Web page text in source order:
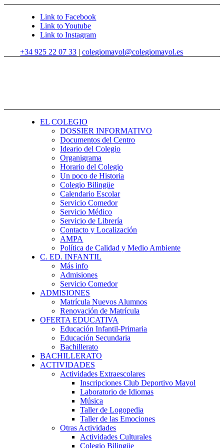
Link to Facebook
Link to Youtube
Link to Instagram
+34 925 22 07 33 |colegiomayol@colegiomayol.es
EL COLEGIO
DOSSIER INFORMATIVO
Documentos del Centro
Ideario del Colegio
Organigrama
Horario del Colegio
Un poco de Historia
Colegio Bilingüe
Calendario Escolar
Servicio Comedor
Servicio Médico
Servicio de Librería
Contacto y Localización
AMPA
Política de Calidad y Medio Ambiente
C. ED. INFANTIL
Más info
Admisiones
Servicio Comedor
ADMISIONES
Matrícula Nuevos Alumnos
Renovación de Matrícula
OFERTA EDUCATIVA
Educación Infantil-Primaria
Educación Secundaria
Bachillerato
BACHILLERATO
ACTIVIDADES
Actividades Extraescolares
Inscripciones Club Deportivo Mayol
Laboratorio de Idiomas
Música
Taller de Logopedia
Taller de las Emociones
Otras Actividades
Actividades Culturales
Colegio Bilingüe